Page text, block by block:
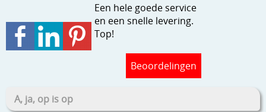
Een hele goede service
en een snelle levering.
Top!
Beoordelingen
A, ja, op is op